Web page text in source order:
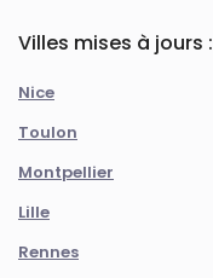
Villes mises à jours :
Nice
Toulon
Montpellier
Lille
Rennes